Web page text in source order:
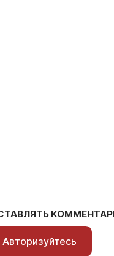
Авторизуйтесь